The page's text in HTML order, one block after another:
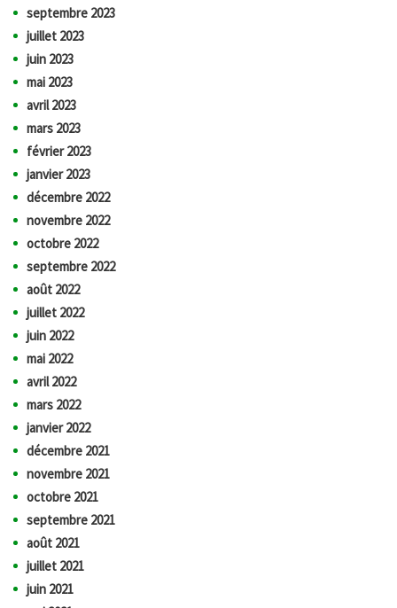
septembre 2023
juillet 2023
juin 2023
mai 2023
avril 2023
mars 2023
février 2023
janvier 2023
décembre 2022
novembre 2022
octobre 2022
septembre 2022
août 2022
juillet 2022
juin 2022
mai 2022
avril 2022
mars 2022
janvier 2022
décembre 2021
novembre 2021
octobre 2021
septembre 2021
août 2021
juillet 2021
juin 2021